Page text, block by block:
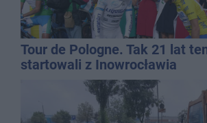
Tour de Pologne. Tak 21 lat
startowali z Inowrocławia